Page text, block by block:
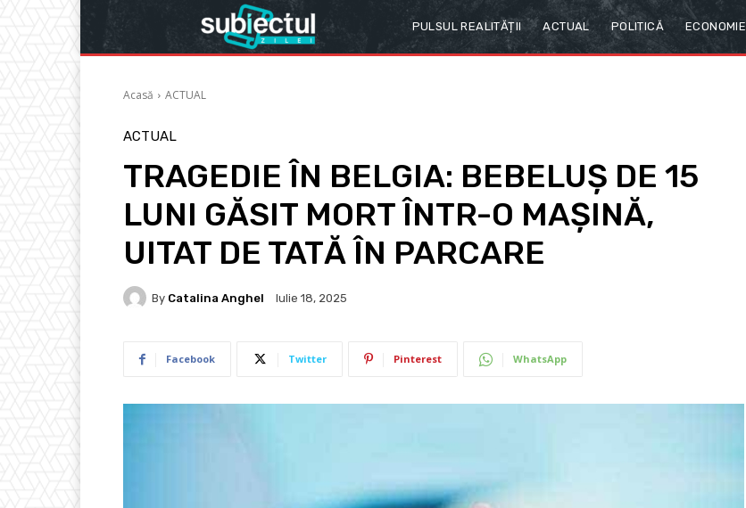
PULSUL REALITĂȚII ACTUAL POLITICĂ ECONOMIE
Acasă ACTUAL
ACTUAL
TRAGEDIE ÎN BELGIA: BEBELUȘ DE 15
LUNI GĂSIT MORT ÎNTR-O MAȘINĂ,
UITAT DE TATĂ ÎN PARCARE
By Catalina Anghel Iulie 18, 2025
Facebook Twitter Pinterest WhatsApp